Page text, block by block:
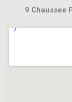
9 Chaussee